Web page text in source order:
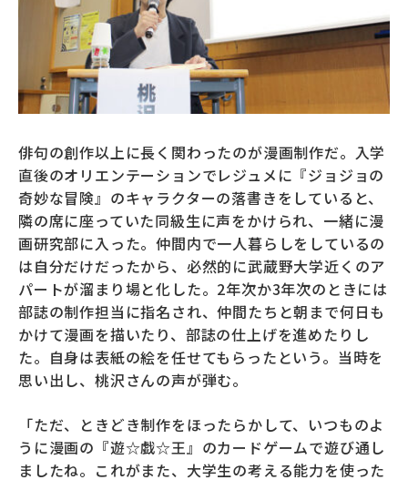
俳句の創作以上に長く関わったのが漫画制作だ。入学
直後のオリエンテーションでレジュメに『ジョジョの
奇妙な冒険』のキャラクターの落書きをしていると、
隣の席に座っていた同級生に声をかけられ、一緒に漫
画研究部に入った。仲間内で一人暮らしをしているの
は自分だけだったから、必然的に武蔵野大学近くのア
パートが溜まり場と化した。2年次か3年次のときには
部誌の制作担当に指名され、仲間たちと朝まで何日も
かけて漫画を描いたり、部誌の仕上げを進めたりし
た。自身は表紙の絵を任せてもらったという。当時を
思い出し、桃沢さんの声が弾む。
「ただ、ときどき制作をほったらかして、いつものよ
うに漫画の『遊☆戯☆王』のカードゲームで遊び通し
ましたね。これがまた、大学生の考える能力を使った